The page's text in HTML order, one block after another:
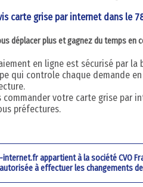
carte grise par internet dans le
déplacer plus et gagnez du temps
en ligne est sécurisé par
qui controle chaque demande
commander votre carte grise par
préfectures.
appartient à la société CVO
à effectuer les changements